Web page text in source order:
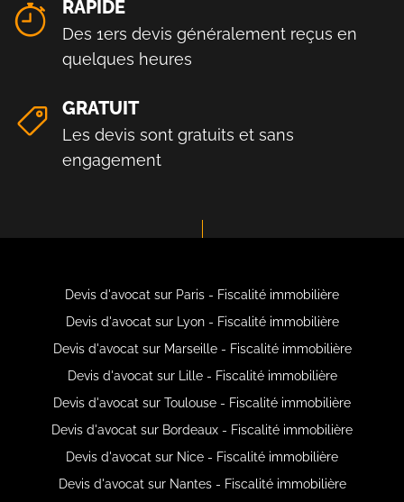
RAPIDE
Des 1ers devis généralement reçus en
quelques heures
GRATUIT
Les devis sont gratuits et sans
engagement
Devis d'avocat sur Paris - Fiscalité immobilière
Devis d'avocat sur Lyon - Fiscalité immobilière
Devis d'avocat sur Marseille - Fiscalité immobilière
Devis d'avocat sur Lille - Fiscalité immobilière
Devis d'avocat sur Toulouse - Fiscalité immobilière
Devis d'avocat sur Bordeaux - Fiscalité immobilière
Devis d'avocat sur Nice - Fiscalité immobilière
Devis d'avocat sur Nantes - Fiscalité immobilière